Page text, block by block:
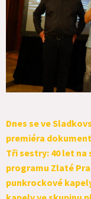
Dnes se ve
premiéra
Tři sestry: 40 let na
programu Zlaté
punkrockové